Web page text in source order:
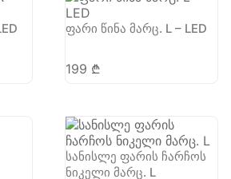
ფარი წინა მარც. L – LED
199 ₾
სანისლე ფარის ჩარჩოს
ნიკელი მარც. L